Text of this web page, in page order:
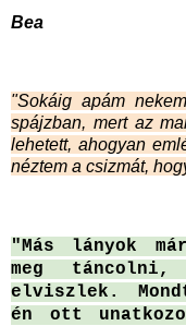
Bea
"Sokáig apám
spájzban, mert az
lehetett, ahogyan
néztem a csizmát,
"Más lányok
meg táncolni,
elviszlek.
én ott